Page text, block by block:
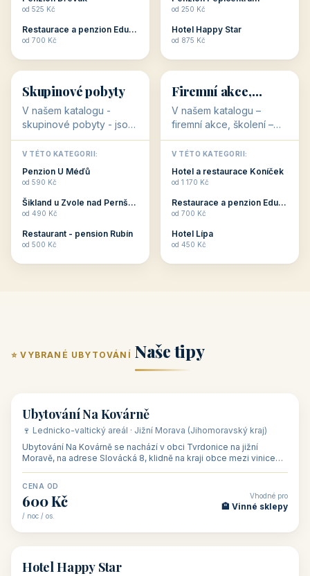
Romantické ...
od 525 Kč
Restaurace a penzion Eduard
od 700 Kč
od 250 Kč
Hotel Happy Star
od 875 Kč
👥
👥
32 objektů
Skupinové pobyty
V našem katalogu -
skupinové pobyty - jsou
pro Vás připraveny
objekty, které nabízí
ubytování skupin v
penzionech, hotelích a
Budete překva...
V TÉTO KATEGORII:
Penzion U Méďů
od 590 Kč
Šikland u Zvole nad Pernštejnem
od 490 Kč
Restaurant - pension Rubín
od 500 Kč
💼
💼
31 objektů
Firemní akce,
školení
V našem katalogu –
firemní akce, školení –
jsou pro Vás připraveny
objekty, které mají
zkušenosti pořádat i
menší firemní akce a
ob...
V TÉTO KATEGORII:
Hotel a restaurace Koníček
od 1 170 Kč
Restaurace a penzion Eduard
od 700 Kč
Hotel Lípa
od 450 Kč
⭐ VYBRANÉ UBYTOVÁNÍ Naše tipy
🏡 penzion
Ubytování Na Kovárně
🍷 Lednicko-valtický areál · Jižní Morava (Jihomoravský kraj)
Ubytování Na Kovárně se nachází v obci Tvrdonice na jižní
Moravě, na adrese Slovácká 8, klidně na kraji obce mezi vinicemi,
CENA OD
600 Kč
/ noc / os.
Vhodné pro
🏨 Vinné sklepy
🏨 hotel
Hotel Happy Star